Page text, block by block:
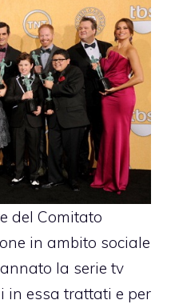
del Comitato
in ambito sociale
la serie tv
in essa trattati e per